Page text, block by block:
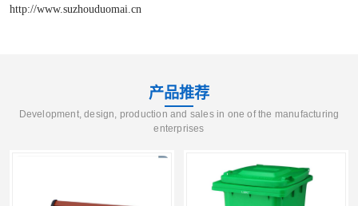
http://www.suzhouduomai.cn
产品推荐
Development, design, production and sales in one of the manufacturing
enterprises